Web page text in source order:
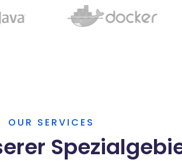
OUR SERVICES